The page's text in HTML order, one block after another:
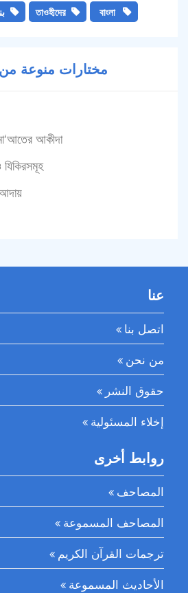
তাওহীদের বাংলা
مختارات منوعة
আকীদা
যিকিরসমূহ
عنا
اتصل بنا
من نحن
حقوق النشر
إخلاء المسئولية
روابط أخرى
المصاحف
المصاحف المسموعة
ترجمات القرآن الكريم
الأحاديث المسموعة